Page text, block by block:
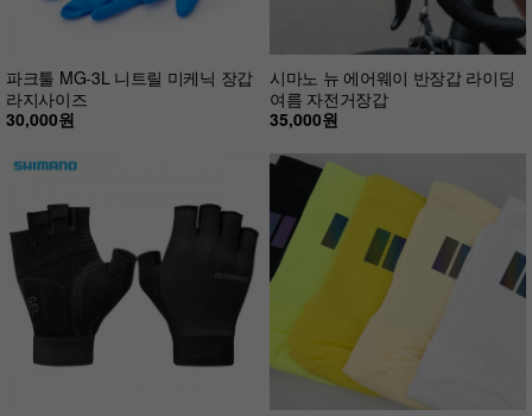
파크툴 MG-3L 니트릴 미케닉 장갑
라지사이즈
30,000원
시마노 뉴 에어웨이 반장갑 라이딩
여름 자전거장갑
35,000원